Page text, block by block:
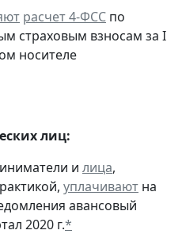
расчет 4-ФСС по
страховым взносам за I
носителе
лиц:
и лица,
уплачивают на
авансовый
2020 г.*